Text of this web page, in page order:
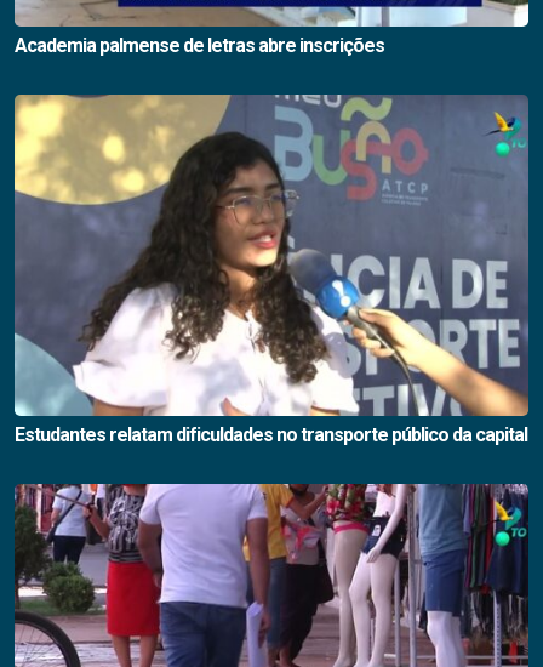
Academia palmense de letras abre inscrições
Estudantes relatam dificuldades no transporte público da capital